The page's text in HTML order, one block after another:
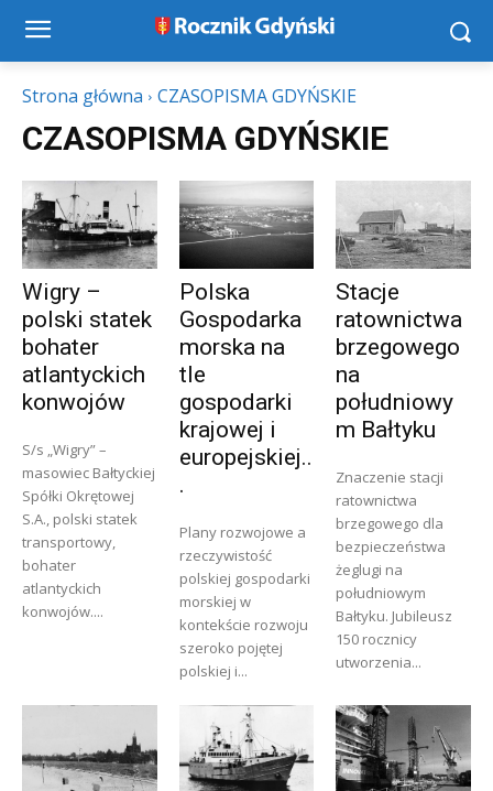
Strona główna CZASOPISMA GDYŃSKIE
CZASOPISMA GDYŃSKIE
Wigry –
polski statek
bohater
atlantyckich
konwojów
S/s „Wigry” –
masowiec Bałtyckiej
Spółki Okrętowej
S.A., polski statek
transportowy,
bohater
atlantyckich
konwojów....
Polska
Gospodarka
morska na
tle
gospodarki
krajowej i
europejskiej..
.
Plany rozwojowe a
rzeczywistość
polskiej gospodarki
morskiej w
kontekście rozwoju
szeroko pojętej
polskiej i...
Stacje
ratownictwa
brzegowego
na
południowy
m Bałtyku
Znaczenie stacji
ratownictwa
brzegowego dla
bezpieczeństwa
żeglugi na
południowym
Bałtyku. Jubileusz
150 rocznicy
utworzenia...